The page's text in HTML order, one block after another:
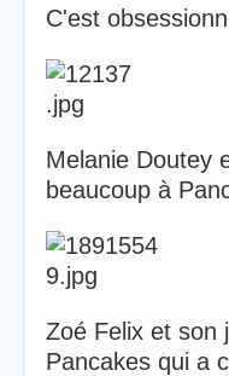
C'est
Melanie Doutey
beaucoup à
Zoé Felix et son
Pancakes qui a